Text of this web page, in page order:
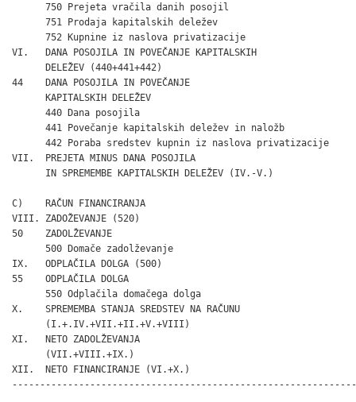
750 Prejeta vračila danih posojil
751 Prodaja kapitalskih deležev
752 Kupnine iz naslova privatizacije
VI.   DANA POSOJILA IN POVEČANJE KAPITALSKIH
DELEŽEV (440+441+442)
44    DANA POSOJILA IN POVEČANJE
KAPITALSKIH DELEŽEV
440 Dana posojila
441 Povečanje kapitalskih deležev in naložb
442 Poraba sredstev kupnin iz naslova privatizacije
VII.  PREJETA MINUS DANA POSOJILA
      IN SPREMEMBE KAPITALSKIH DELEŽEV (IV.-V.)
C)    RAČUN FINANCIRANJA
VIII. ZADOŽEVANJE (520)
50    ZADOLŽEVANJE
500 Domače zadolževanje
IX.   ODPLAČILA DOLGA (500)
55    ODPLAČILA DOLGA
550 Odplačila domačega dolga
X.    SPREMEMBA STANJA SREDSTEV NA RAČUNU
      (I.+.IV.+VII.+II.+V.+VIII)
XI.   NETO ZADOLŽEVANJA
      (VII.+VIII.+IX.)
XII.  NETO FINANCIRANJE (VI.+X.)